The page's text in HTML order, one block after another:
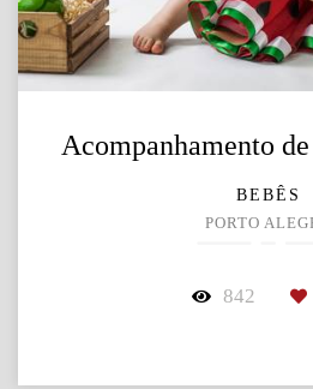
Acompanhamento
BEBÊS
PORTO
842